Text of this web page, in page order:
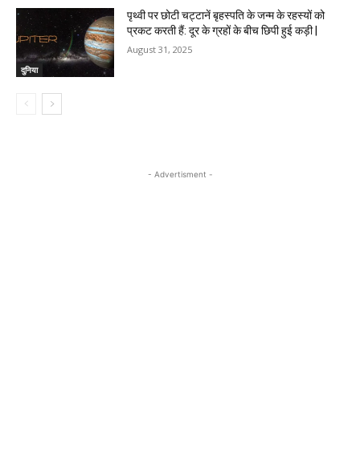
दुनिया
पृथ्वी पर छोटी चट्टानें बृहस्पति के जन्म के रहस्यों को
प्रकट करती हैं: दूर के ग्रहों के बीच छिपी हुई कड़ी |
August 31, 2025
- Advertisment -